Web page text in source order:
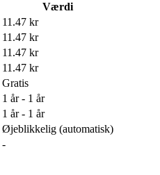
Værdi
11.47 kr
11.47 kr
11.47 kr
11.47 kr
Gratis
1 år - 1 år
1 år - 1 år
Øjeblikkelig (automatisk)
-